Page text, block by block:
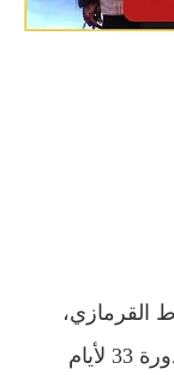
القرمازي،
الليلة، السبت 29 أكتوبر 2022، افتتاح الدورة 33 لأيام